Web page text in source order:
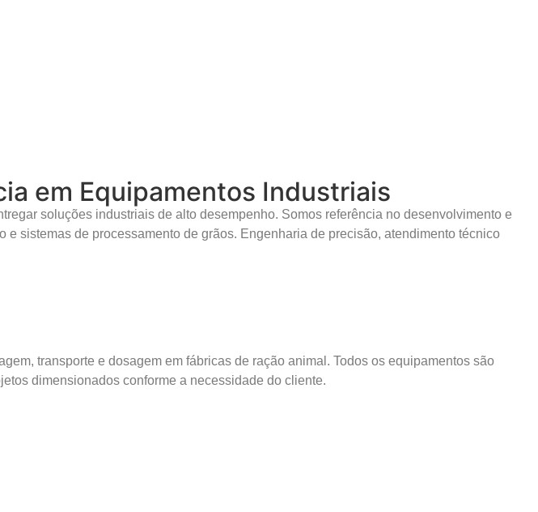
em Equipamentos Industriais
soluções industriais de alto desempenho. Somos referência no desenvolvimento e
sistemas de processamento de grãos. Engenharia de precisão, atendimento técnico
transporte e dosagem em fábricas de ração animal. Todos os equipamentos são
dimensionados conforme a necessidade do cliente.